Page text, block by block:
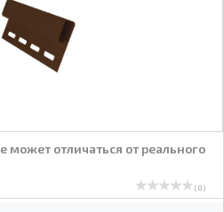
может отличаться от реального
( 0 )